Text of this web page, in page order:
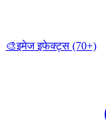
🎨इमेज इफेक्ट्स (70+)